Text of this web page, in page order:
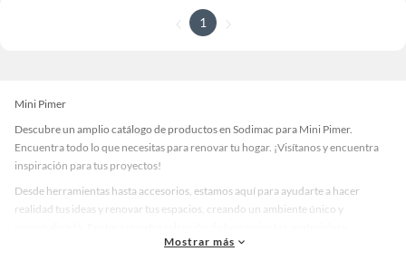
1
Mini Pimer
Descubre un amplio catálogo de productos en Sodimac para Mini Pimer.
Encuentra todo lo que necesitas para renovar tu hogar. ¡Visítanos y encuentra
inspiración para tus proyectos!
Desde herramientas hasta accesorios, estamos aquí para ayudarte a hacer
realidad tus ideas y renovar tus espacios, creando un ambiente único y
accesorios de calidad que te ayudarán a crear un espacio más tú.
Mostrar más